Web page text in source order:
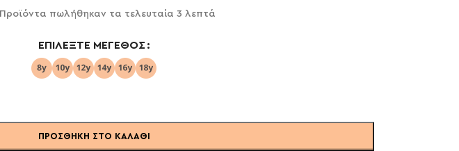
Προϊόντα πωλήθηκαν τα τελευταία 3 λεπτά
ΕΠΙΛΈΞΤΕ ΜΈΓΕΘΟΣ
ΠΡΟΣΘΉΚΗ ΣΤΟ ΚΑΛΆΘΙ